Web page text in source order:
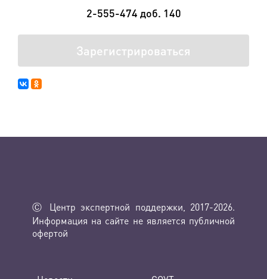
2-555-474 доб. 140
Зарегистрироваться
Ⓒ Центр экспертной поддержки, 2017-2026.
Информация на сайте не является публичной
офертой